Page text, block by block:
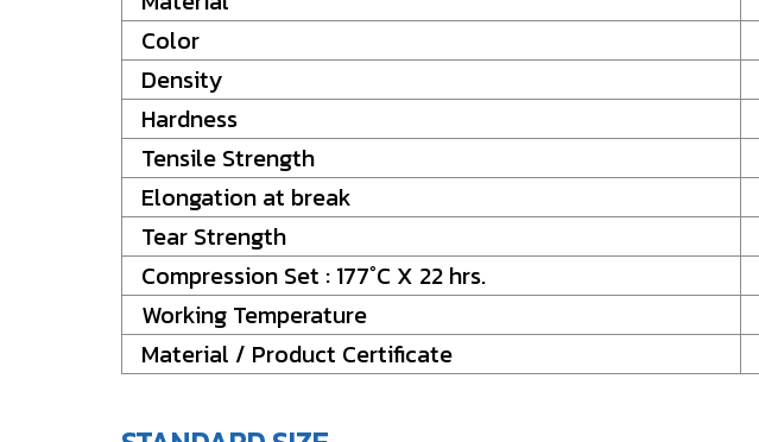
Color
Density
Hardness
Tensile Strength
Elongation at break
Tear Strength
Compression Set : 177°C X 22 hrs.
Working Temperature
Material / Product Certificate